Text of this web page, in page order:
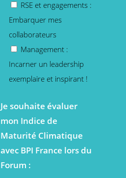
RSE et engagements :
Embarquer mes
collaborateurs
Management :
Incarner un leadership
exemplaire et inspirant !
Je souhaite évaluer
mon Indice de
Maturité Climatique
avec BPI France lors du
Forum :